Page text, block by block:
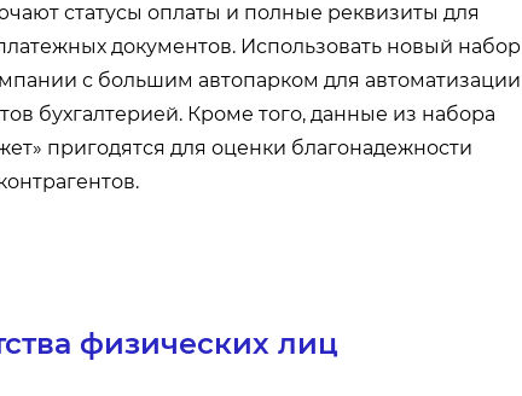
статусы оплаты и полные реквизиты для
документов. Использовать новый набор
с большим автопарком для автоматизации
бухгалтерией. Кроме того, данные из набора
пригодятся для оценки благонадежности
физических лиц